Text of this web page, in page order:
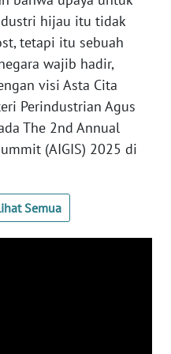
hijau itu tidak
tetapi itu sebuah
wajib hadir,
visi Asta Cita
Perindustrian Agus
The 2nd Annual
(AIGIS) 2025 di
Semua